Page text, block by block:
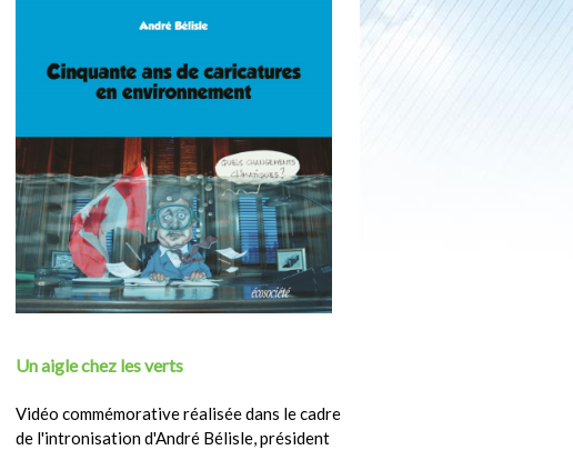
Un aigle chez les verts
Vidéo commémorative réalisée dans le cadre
de l'intronisation d'André Bélisle, président